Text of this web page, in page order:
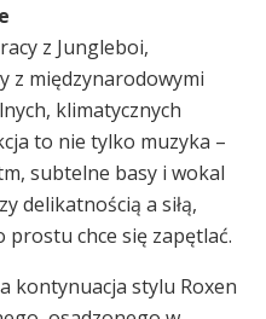
z Jungleboi,
z międzynarodowymi
klimatycznych
to nie tylko muzyka –
subtelne basy i wokal
delikatnością a siłą,
chce się zapętlać.
kontynuacja stylu Roxen